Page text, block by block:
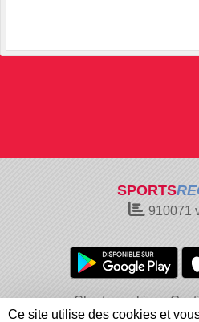
SPORTS
910071
Charte cookies
Informations légales
Ce site utilise des cookies et